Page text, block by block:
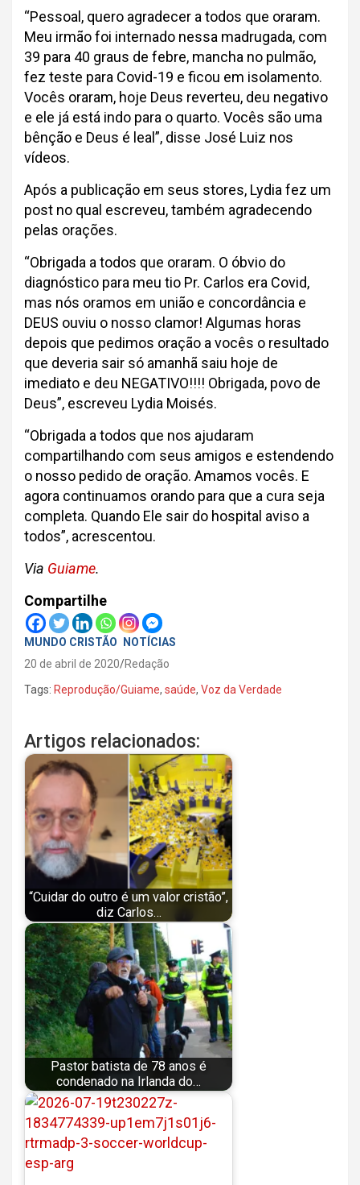
“Pessoal, quero agradecer a todos que oraram.
Meu irmão foi internado nessa madrugada, com
39 para 40 graus de febre, mancha no pulmão,
fez teste para Covid-19 e ficou em isolamento.
Vocês oraram, hoje Deus reverteu, deu negativo
e ele já está indo para o quarto. Vocês são uma
bênção e Deus é leal”, disse José Luiz nos
vídeos.
Após a publicação em seus stores, Lydia fez um
post no qual escreveu, também agradecendo
pelas orações.
“Obrigada a todos que oraram. O óbvio do
diagnóstico para meu tio Pr. Carlos era Covid,
mas nós oramos em união e concordância e
DEUS ouviu o nosso clamor! Algumas horas
depois que pedimos oração a vocês o resultado
que deveria sair só amanhã saiu hoje de
imediato e deu NEGATIVO!!!! Obrigada, povo de
Deus”, escreveu Lydia Moisés.
“Obrigada a todos que nos ajudaram
compartilhando com seus amigos e estendendo
o nosso pedido de oração. Amamos vocês. E
agora continuamos orando para que a cura seja
completa. Quando Ele sair do hospital aviso a
todos”, acrescentou.
Via Guiame.
Compartilhe
MUNDO CRISTÃO
NOTÍCIAS
20 de abril de 2020 Redação
Tags: Reprodução/Guiame, saúde, Voz da Verdade
Artigos relacionados:
“Cuidar do outro é um valor cristão”,
diz Carlos…
Pastor batista de 78 anos é
condenado na Irlanda do…